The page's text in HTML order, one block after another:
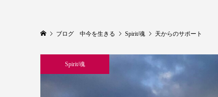
ブログ 中今を生きる Spirit/魂 天からのサポート
Spirit/魂